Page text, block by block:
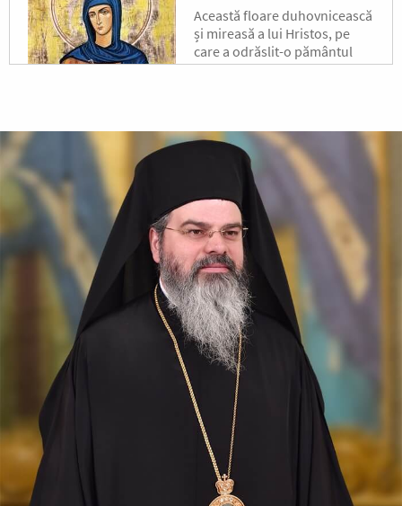
Această floare duhovnicească
și mireasă a lui Hristos, pe
care a odrăslit-o pământul
binecuvântat al Moldovei, s-a
După-prăznuirea
Schimbării la Față a
Domnului
Schimbarea la Față a
Mântuitorului Iisus Hristos
este unul din Praznicele
împărătești ale Bisericii
Ortodoxe, sărbătorită la 6
august.
Sfântul Antonie de la
Optina
Doamne, ajută-mi să văd
păcatele mele; Doamne, dă-
mi răbdare, mărinimie şi
blândeţe!